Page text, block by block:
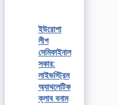
ইউরোপা
লীগ
সেমিফাইনাল
সকার:
লাইভস্ট্রিম
অ্যাথলেটিক
ক্লাব বনাম